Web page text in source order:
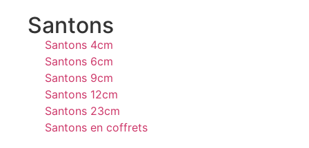
Santons
Santons 4cm
Santons 6cm
Santons 9cm
Santons 12cm
Santons 23cm
Santons en coffrets